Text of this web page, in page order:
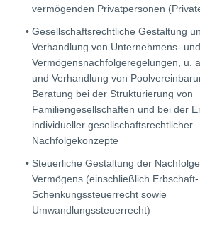
vermögenden Privatpersonen
Gesellschaftsrechtliche Gestaltung
Verhandlung von Unternehmens- und
Vermögensnachfolgeregelungen, u.
und Verhandlung von
Beratung bei der Strukturierung von
Familiengesellschaften und bei der
individueller gesellschaftsrechtlicher
Nachfolgekonzepte
Steuerliche Gestaltung der
Vermögens (einschließlich
Schenkungssteuerrecht sowie
Umwandlungssteuerrecht)